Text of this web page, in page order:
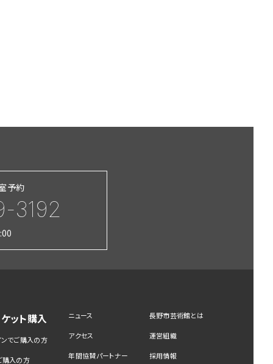
予約
3192
ット購入
でご購入の方
購入の方
ニュース
アクセス
年間協賛パートナー
長野市芸術館とは
運営組織
採用情報